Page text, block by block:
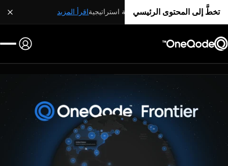
تخطَّ إلى المحتوى الرئيسيشراكة استراتيجيةاقرأ المزيد